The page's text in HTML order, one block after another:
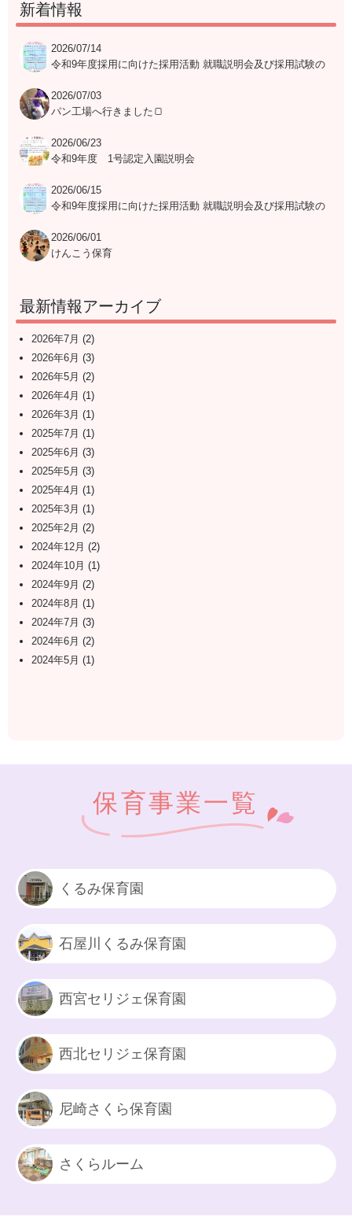
新着情報
2026/07/14
令和9年度採用に向けた採用活動 就職説明会及び採用試験の
2026/07/03
パン工場へ行きました🍞
2026/06/23
令和9年度 1号認定入園説明会
2026/06/15
令和9年度採用に向けた採用活動 就職説明会及び採用試験の
2026/06/01
けんこう保育
最新情報アーカイブ
2026年7月 (2)
2026年6月 (3)
2026年5月 (2)
2026年4月 (1)
2026年3月 (1)
2025年7月 (1)
2025年6月 (3)
2025年5月 (3)
2025年4月 (1)
2025年3月 (1)
2025年2月 (2)
2024年12月 (2)
2024年10月 (1)
2024年9月 (2)
2024年8月 (1)
2024年7月 (3)
2024年6月 (2)
2024年5月 (1)
保育事業一覧
くるみ保育園
石屋川くるみ保育園
西宮セリジェ保育園
西北セリジェ保育園
尼崎さくら保育園
さくらルーム